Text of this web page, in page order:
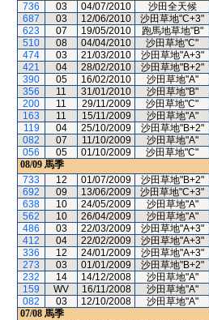
736
03 04/07/2010 沙田全天候
687
03 12/06/2010 沙田草地"C+3"
623
07 19/05/2010 跑馬地草地"B"
510
08 04/04/2010 沙田草地"C"
474
03 21/03/2010 沙田草地"A+3"
421
04 28/02/2010 沙田草地"B+2"
390
05 16/02/2010 沙田草地"A"
356
11 31/01/2010 沙田草地"B"
200
11 29/11/2009 沙田草地"C"
163
11 15/11/2009 沙田草地"A"
119
04 25/10/2009 沙田草地"B+2"
082
07 11/10/2009 沙田草地"A"
056
05 01/10/2009 沙田草地"C"
08/09 馬季
733
12 01/07/2009 沙田草地"B+2"
692
09 13/06/2009 沙田草地"C+3"
638
10 24/05/2009 沙田草地"A"
562
10 26/04/2009 沙田草地"A"
486
03 22/03/2009 沙田草地"A+3"
412
04 22/02/2009 沙田草地"A+3"
336
12 24/01/2009 沙田草地"A+3"
273
03 01/01/2009 沙田草地"B+2"
232
14 14/12/2008 沙田草地"A"
159
WV 16/11/2008 沙田草地"A"
082
03 12/10/2008 沙田草地"A"
07/08 馬季